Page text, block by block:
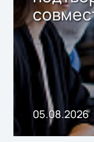
05.08.2026